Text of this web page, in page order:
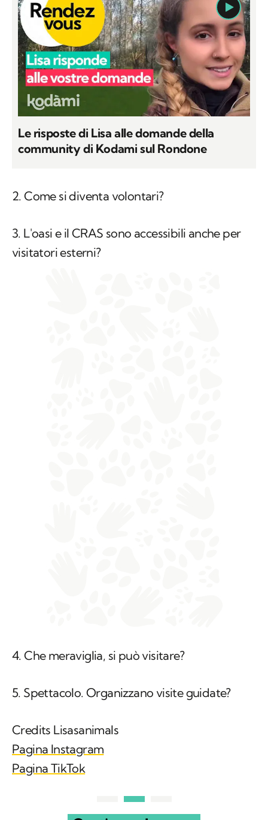
Le risposte di Lisa alle domande della
community di Kodami sul Rondone
2. Come si diventa volontari?
3. L'oasi e il CRAS sono accessibili anche per
visitatori esterni?
4. Che meraviglia, si può visitare?
5. Spettacolo. Organizzano visite guidate?
Credits Lisasanimals
Pagina Instagram
Pagina TikTok